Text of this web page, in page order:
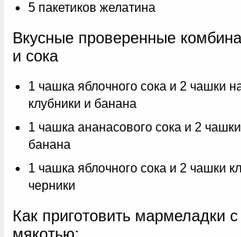
5 пакетиков желатина
Вкусные проверенные
и сока
1 чашка яблочного сока и 2 чашки
клубники и банана
1 чашка ананасового сока и 2
банана
1 чашка яблочного сока и 2 чашки
черники
Как приготовить мармеладки